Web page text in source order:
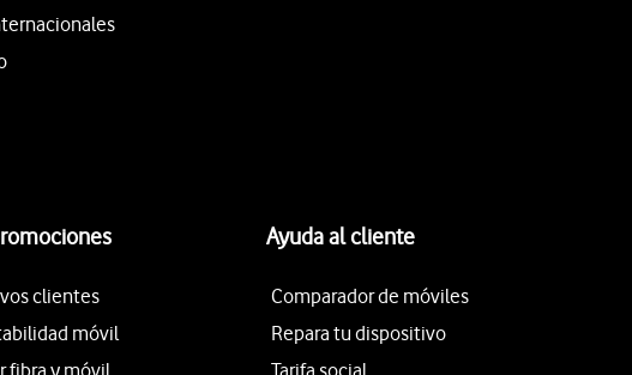
clientes
móvil
fibra y móvil
Ayuda al cliente
Comparador de móviles
Repara tu dispositivo
Tarifa social